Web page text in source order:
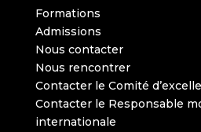
Formations
Admissions
Nous contacter
Nous rencontrer
Contacter le Comité
Contacter le Responsable
internationale